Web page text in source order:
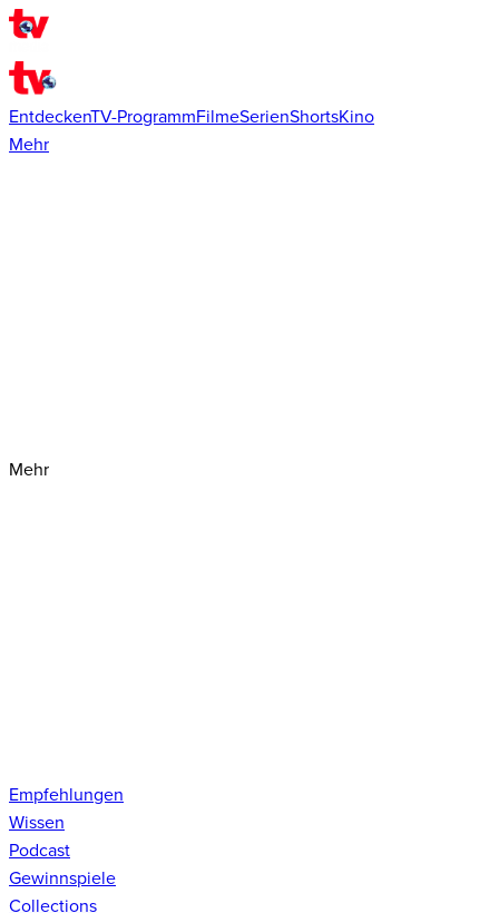
EntdeckenTV-ProgrammFilmeSerienShortsKino
Mehr
Mehr
Empfehlungen
Wissen
Podcast
Gewinnspiele
Collections